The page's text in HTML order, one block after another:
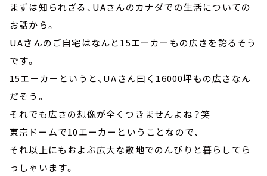
まずは知られざる、UAさんのカナダでの生活についての
お話から。
UAさんのご自宅はなんと15エーカーもの広さを誇るそう
です。
15エーカーというと、UAさん曰く16000坪もの広さなん
だそう。
それでも広さの想像が全くつきませんよね？笑
東京ドームで10エーカーということなので、
それ以上にもおよぶ広大な敷地でのんびりと暮らしてら
っしゃいます。